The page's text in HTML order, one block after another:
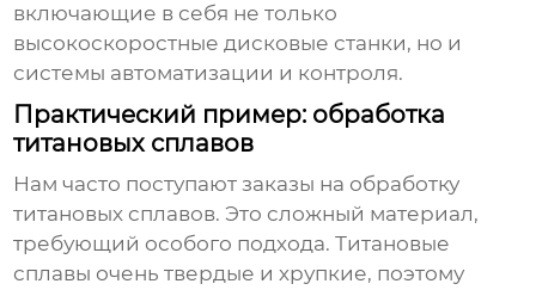
включающие в себя не только
высокоскоростные дисковые станки, но и
системы автоматизации и контроля.
Практический пример: обработка
титановых сплавов
Нам часто поступают заказы на обработку
титановых сплавов. Это сложный материал,
требующий особого подхода. Титановые
сплавы очень твердые и хрупкие, поэтому